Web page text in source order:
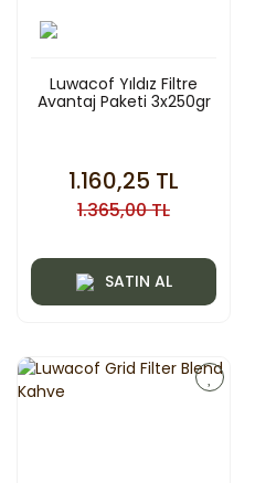
Luwacof Yıldız Filtre
Avantaj Paketi 3x250gr
1.160,25 TL
1.365,00 TL
SATIN AL